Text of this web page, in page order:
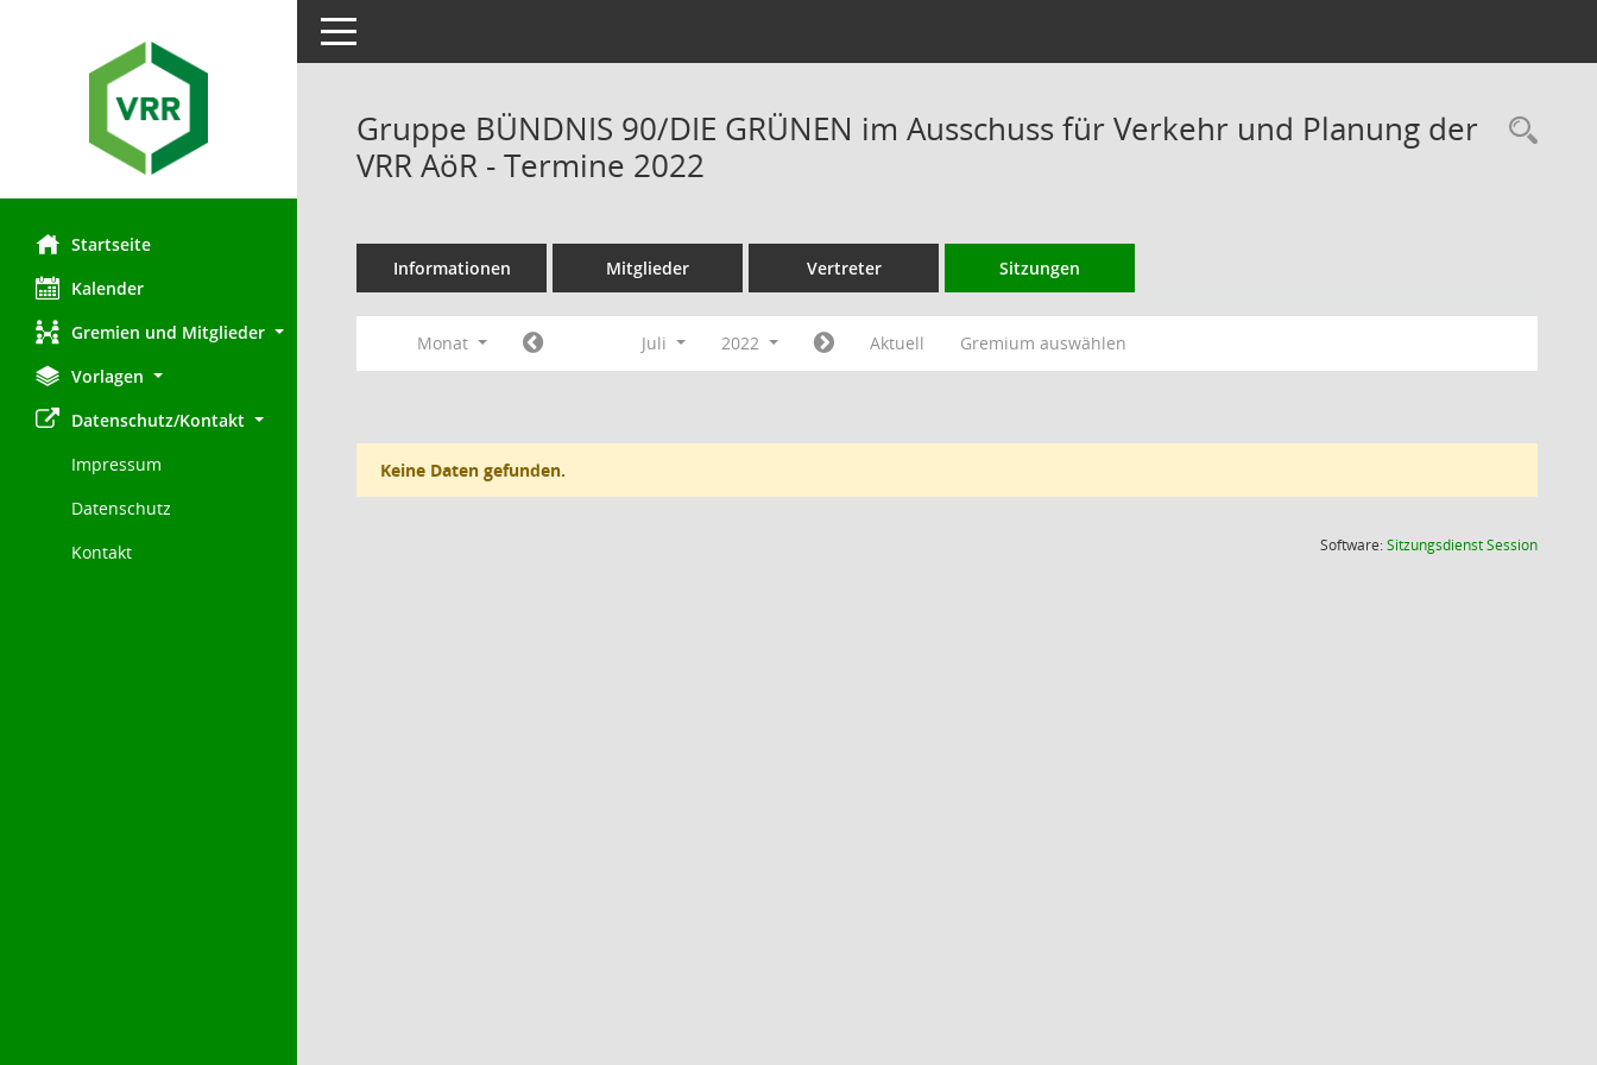
Startseite
Kalender
Gremien und Mitglieder
Vorlagen
Datenschutz/Kontakt
Impressum
Datenschutz
Kontakt
Toggle navigation
Gruppe BÜNDNIS 90/DIE GRÜNEN im Ausschuss für Verkehr und Planung der
VRR AöR - Termine 2022
Informationen Mitglieder Vertreter Sitzungen
Monat Juli 2022 Aktuell Gremium auswählen
Keine Daten gefunden.
Software:SitzungsdienstSession(Wird in